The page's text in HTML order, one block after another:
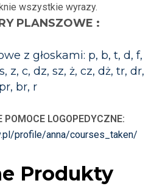
wszystkie wyrazy.
PLANSZOWE :
z głoskami: p, b, t, d, f,
z, c, dz, sz, ż, cz, dż, tr, dr,
pr, br, r
LOGOPEDYCZNE:
profile/anna/courses_taken/
Produkty